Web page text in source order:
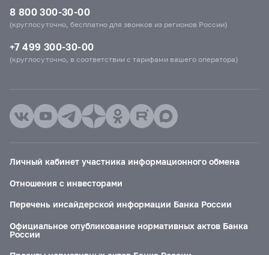
8 800 300-30-00
(круглосуточно, бесплатно для звонков из регионов России)
+7 499 300-30-00
(круглосуточно, в соответствии с тарифами вашего оператора)
Личный кабинет участника информационного обмена
Отношения с инвесторами
Перечень инсайдерской информации Банка России
Официальное опубликование нормативных актов Банка
России